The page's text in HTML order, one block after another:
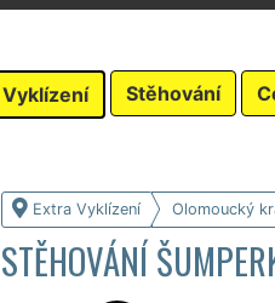
Vyklízení Stěhování
Extra Vyklízení Olomoucký
STĚHOVÁNÍ